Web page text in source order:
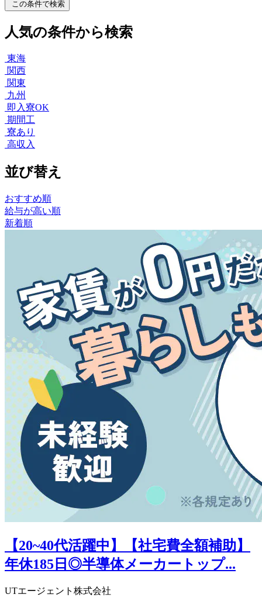
この条件で検索
人気の条件から検索
東海
関西
関東
九州
即入寮OK
期間工
寮あり
高収入
並び替え
おすすめ順
給与が高い順
新着順
【20~40代活躍中】【社宅費全額補助】
年休185日◎半導体メーカートップ...
UTエージェント株式会社